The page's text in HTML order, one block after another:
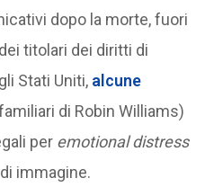
dopo la morte, fuori
titolari dei diritti di
Stati Uniti, alcune
di Robin Williams)
per emotional distress
immagine.